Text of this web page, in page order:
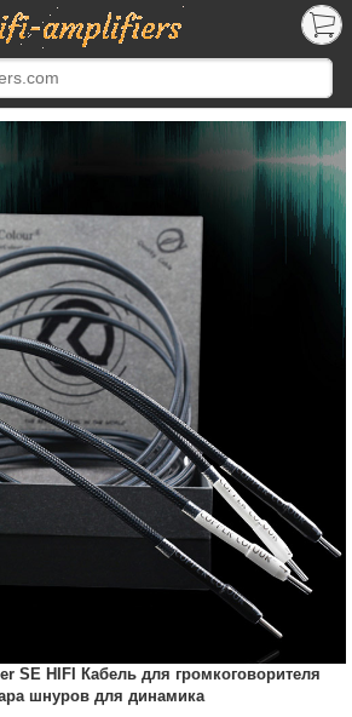
SE HIFI Кабель для громкоговорителя
шнуров для динамика